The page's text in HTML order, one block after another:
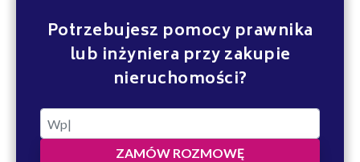
Potrzebujesz pomocy prawnika
lub inżyniera przy zakupie
nieruchomości?
ZAMÓW ROZMOWĘ